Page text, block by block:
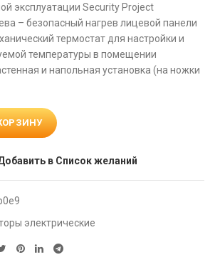
эксплуатации Security Project
– безопасный нагрев лицевой панели
термостат для настройки и
температуры в помещении
и напольная установка (на ножки
в Список желаний
электрические